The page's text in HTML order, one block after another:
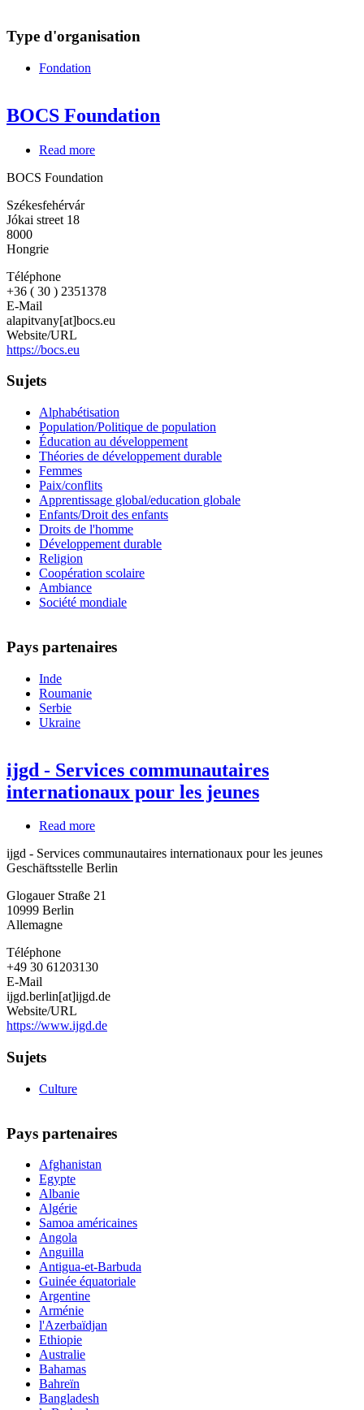
Type d'organisation
Fondation
BOCS Foundation
Read more
Foundation
BOCS Foundation
Székesfehérvár
Jókai street 18
8000
Hongrie
Téléphone
+36 ( 30 ) 2351378
E-Mail
alapitvany[at]bocs.eu
Website/URL
https://bocs.eu
Sujets
Alphabétisation
Population/Politique de population
Éducation au développement
Théories de développement durable
Femmes
Paix/conflits
Apprentissage global/education globale
Enfants/Droit des enfants
Droits de l'homme
Développement durable
Religion
Coopération scolaire
Ambiance
Société mondiale
Pays partenaires
Inde
Roumanie
Serbie
Ukraine
ijgd - Services communautaires
internationaux pour les jeunes
Read more
-
Services
internationaux
ijgd - Services communautaires internationaux pour les jeunes
Geschäftsstelle Berlin
Glogauer Straße 21
10999 Berlin
Allemagne
Téléphone
+49 30 61203130
E-Mail
ijgd.berlin[at]ijgd.de
Website/URL
https://www.ijgd.de
Sujets
Culture
Pays partenaires
Afghanistan
Egypte
Albanie
Algérie
Samoa américaines
Angola
Anguilla
Antigua-et-Barbuda
Guinée équatoriale
Argentine
Arménie
l'Azerbaïdjan
Ethiopie
Australie
Bahamas
Bahreïn
Bangladesh